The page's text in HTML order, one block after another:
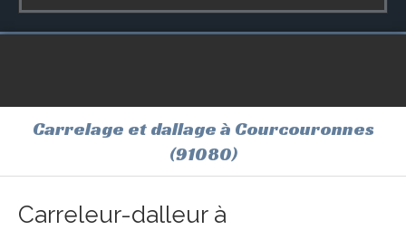
Carrelage et dallage à Courcouronnes
(91080)
Carreleur-dalleur à